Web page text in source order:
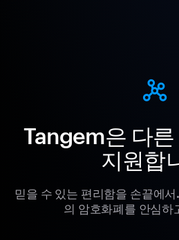
Tangem은 다른
지원합
믿을 수 있는 편리함을 손끝에
의 암호화폐를 안심하